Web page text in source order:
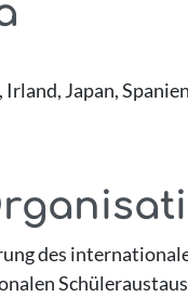
Japan,
des